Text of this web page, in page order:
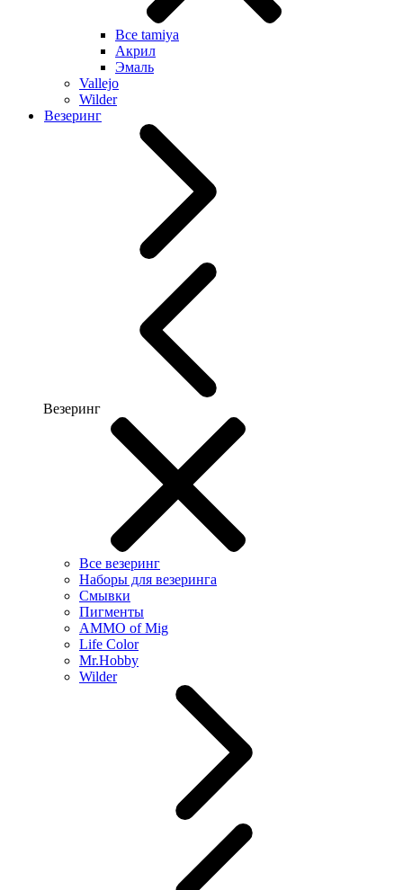
Все tamiya
Акрил
Эмаль
Vallejo
Wilder
Везеринг
Везеринг
Все везеринг
Наборы для везеринга
Смывки
Пигменты
AMMO of Mig
Life Color
Mr.Hobby
Wilder